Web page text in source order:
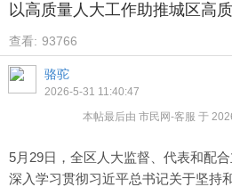
以高质量人大工作助推城区高
查看: 93766
骆驼
2026-5-31 11:40:47
本帖最后由 市民网-客服 于
5月29日，全区人大监督、代表和配
深入学习贯彻习近平总书记关于坚持